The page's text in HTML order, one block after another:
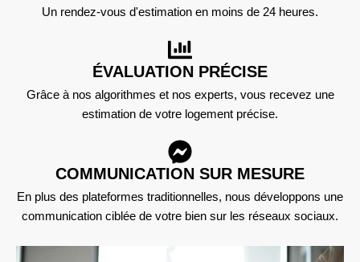
Un rendez-vous d'estimation en moins de 24 heures.
ÉVALUATION PRÉCISE
Grâce à nos algorithmes et nos experts, vous recevez une
estimation de votre logement précise.
COMMUNICATION SUR MESURE
En plus des plateformes traditionnelles, nous développons une
communication ciblée de votre bien sur les réseaux sociaux.